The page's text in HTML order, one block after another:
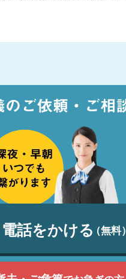
電話をかける（無料）